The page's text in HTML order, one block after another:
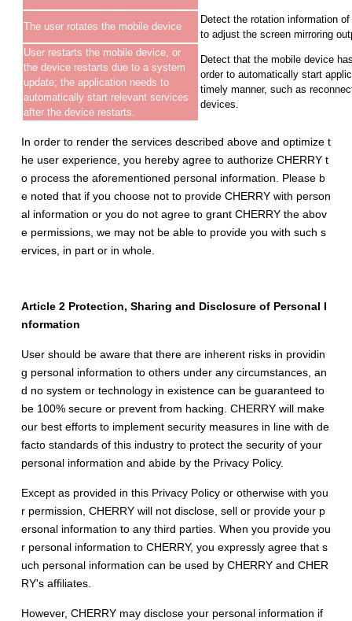
The user rotates the mobile device
Detect the rotation information
to adjust the screen mirroring
User restarts the mobile device, or
the device restarts due to a system
update; the application needs to
automatically start relevant services
after the device restarts.
Detect that the mobile device
order to automatically start
timely manner, such as
devices.
In order to render the services described above and optimize t
he user experience, you hereby agree to authorize CHERRY t
o process the aforementioned personal information. Please b
e noted that if you choose not to provide CHERRY with person
al information or you do not agree to grant CHERRY the abov
e permissions, we may not be able to provide you with such s
ervices, in part or in whole.
Article 2 Protection, Sharing and Disclosure of Personal I
nformation
User should be aware that there are inherent risks in providin
g personal information to others under any circumstances, an
d no system or technology in existence can be guaranteed to
be 100% secure or prevent from hacking. CHERRY will make
our best efforts to implement security measures in line with de
facto standards of this industry to protect the security of your
personal information and abide by the Privacy Policy.
Except as provided in this Privacy Policy or otherwise with you
r permission, CHERRY will not disclose, sell or provide your p
ersonal information to any third parties. When you provide you
r personal information to CHERRY, you expressly agree that s
uch personal information can be used by CHERRY and CHER
RY's affiliates.
However, CHERRY may disclose your personal information if